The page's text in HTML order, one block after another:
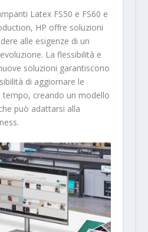
Latex FS50 e FS60 e
HP offre soluzioni
alle esigenze di un
La flessibilità e
soluzioni garantiscono
di aggiornare le
tempo, creando un modello
può adattarsi alla